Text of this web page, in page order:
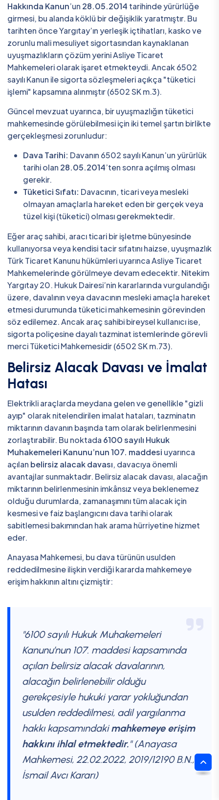
Hakkında Kanun’un 28.05.2014 tarihinde yürürlüğe
girmesi, bu alanda köklü bir değişiklik yaratmıştır. Bu
tarihten önce Yargıtay’ın yerleşik içtihatları, kasko ve
zorunlu mali mesuliyet sigortasından kaynaklanan
uyuşmazlıkların çözüm yerini Asliye Ticaret
Mahkemeleri olarak işaret etmekteydi. Ancak 6502
sayılı Kanun ile sigorta sözleşmeleri açıkça "tüketici
işlemi" kapsamına alınmıştır (6502 SK m.3).
Güncel mevzuat uyarınca, bir uyuşmazlığın tüketici
mahkemesinde görülebilmesi için iki temel şartın birlikte
gerçekleşmesi zorunludur:
Dava Tarihi: Davanın 6502 sayılı Kanun’un yürürlük
tarihi olan 28.05.2014’ten sonra açılmış olması
gerekir.
Tüketici Sıfatı: Davacının, ticari veya mesleki
olmayan amaçlarla hareket eden bir gerçek veya
tüzel kişi (tüketici) olması gerekmektedir.
Eğer araç sahibi, aracı ticari bir işletme bünyesinde
kullanıyorsa veya kendisi tacir sıfatını haizse, uyuşmazlık
Türk Ticaret Kanunu hükümleri uyarınca Asliye Ticaret
Mahkemelerinde görülmeye devam edecektir. Nitekim
Yargıtay 20. Hukuk Dairesi’nin kararlarında vurgulandığı
üzere, davalının veya davacının mesleki amaçla hareket
etmesi durumunda tüketici mahkemesinin görevinden
söz edilemez. Ancak araç sahibi bireysel kullanıcı ise,
sigorta poliçesine dayalı tazminat istemlerinde görevli
merci Tüketici Mahkemesidir (6502 SK m.73).
Belirsiz Alacak Davası ve İmalat
Hatası
Elektrikli araçlarda meydana gelen ve genellikle "gizli
ayıp" olarak nitelendirilen imalat hataları, tazminatın
miktarının davanın başında tam olarak belirlenmesini
zorlaştırabilir. Bu noktada 6100 sayılı Hukuk
Muhakemeleri Kanunu’nun 107. maddesi uyarınca
açılan belirsiz alacak davası, davacıya önemli
avantajlar sunmaktadır. Belirsiz alacak davası, alacağın
miktarının belirlenmesinin imkânsız veya beklenemez
olduğu durumlarda, zamanaşımını tüm alacak için
kesmesi ve faiz başlangıcını dava tarihi olarak
sabitlemesi bakımından hak arama hürriyetine hizmet
eder.
Anayasa Mahkemesi, bu dava türünün usulden
reddedilmesine ilişkin verdiği kararda mahkemeye
erişim hakkının altını çizmiştir:
"6100 sayılı Hukuk Muhakemeleri
Kanunu’nun 107. maddesi kapsamında
açılan belirsiz alacak davalarının,
alacağın belirlenebilir olduğu
gerekçesiyle hukuki yarar yokluğundan
usulden reddedilmesi, adil yargılanma
hakkı kapsamındakimahkemeye erişim
hakkını ihlal etmektedir." (Anayasa
Mahkemesi, 22.02.2022, 2019/12190 B.N.,
İsmail Avcı Kararı)